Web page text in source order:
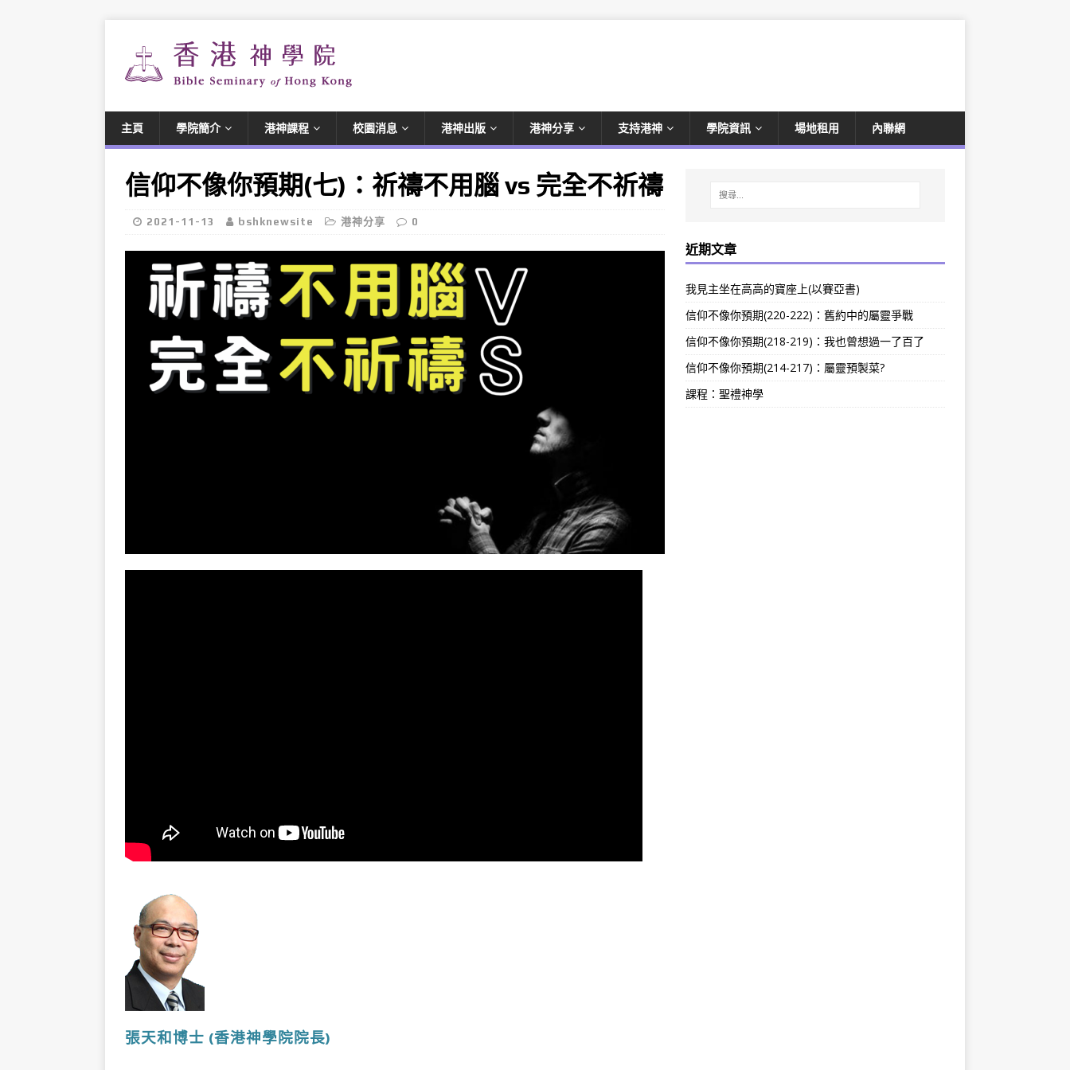
主頁 學院簡介 港神課程 校園消息 港神出版 港神分享 支持港神 學院資訊 場地租用 內聯網
信仰不像你預期(七)：祈禱不用腦 vs 完全不祈禱
2021-11-13 bshknewsite 港神分享 0
張天和博士 (香港神學院院長)
近期文章
我見主坐在高高的寶座上(以賽亞書)
信仰不像你預期(220-222)：舊約中的屬靈爭戰
信仰不像你預期(218-219)：我也曾想過一了百了
信仰不像你預期(214-217)：屬靈預製菜?
課程：聖禮神學